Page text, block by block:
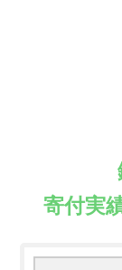
寄付実